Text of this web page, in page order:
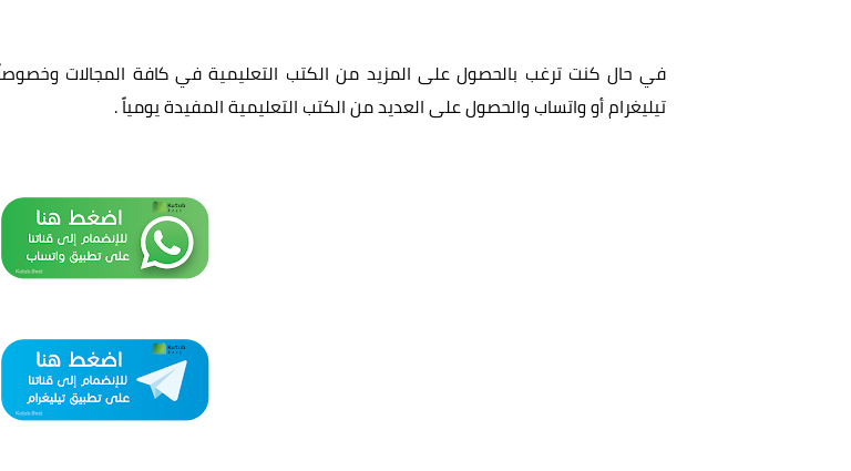
في حال كنت ترغب بالحصول على المزيد من الكتب التعليمية في كافة المجالات وخصوصاً
تيليغرام أو واتساب والحصول على العديد من الكتب التعليمية المفيدة يومياً.